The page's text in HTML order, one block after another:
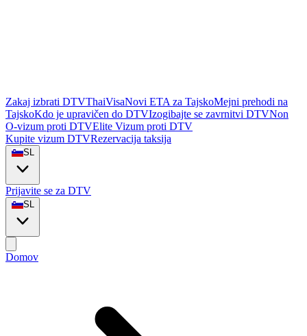
Zakaj izbrati DTVThaiVisaNovi ETA za TajskoMejni prehodi na
TajskoKdo je upravičen do DTVIzogibajte se zavrnitvi DTVNon
O-vizum proti DTVElite Vizum proti DTV
Kupite vizum DTVRezervacija taksija
SL
Prijavite se za DTV
SL
Domov